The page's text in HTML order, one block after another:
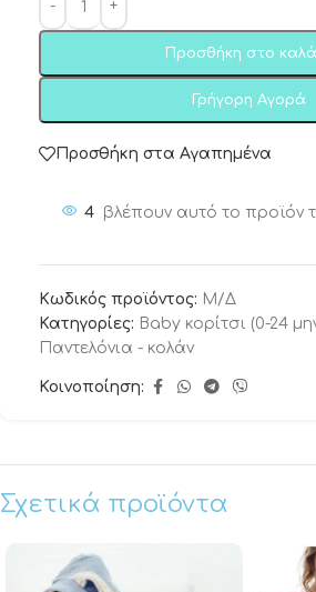
Προσθήκη στο
Γρήγορη Αγορά
Προσθήκη στα Αγαπημένα
4 βλέπουν αυτό το προϊόν
Κωδικός προϊόντος: Μ/Δ
Κατηγορίες: Baby κορίτσι (0-24
Παντελόνια - κολάν
Κοινοποίηση:
Σχετικά προϊόντα